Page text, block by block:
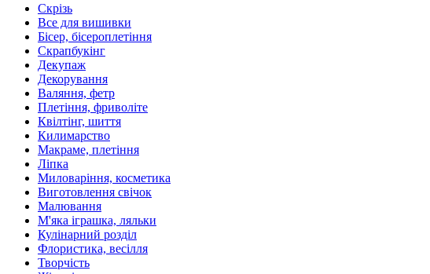
Скрізь
Все для вишивки
Бісер, бісероплетіння
Скрапбукінг
Декупаж
Декорування
Валяння, фетр
Плетіння, фриволіте
Квілтінг, шиття
Килимарство
Макраме, плетіння
Ліпка
Миловаріння, косметика
Виготовлення свічок
Малювання
М'яка іграшка, ляльки
Кулінарний розділ
Флористика, весілля
Творчість